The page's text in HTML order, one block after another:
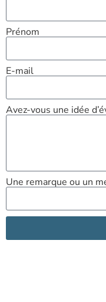
Prénom
E-mail
Avez-vous une idée
Une remarque ou un